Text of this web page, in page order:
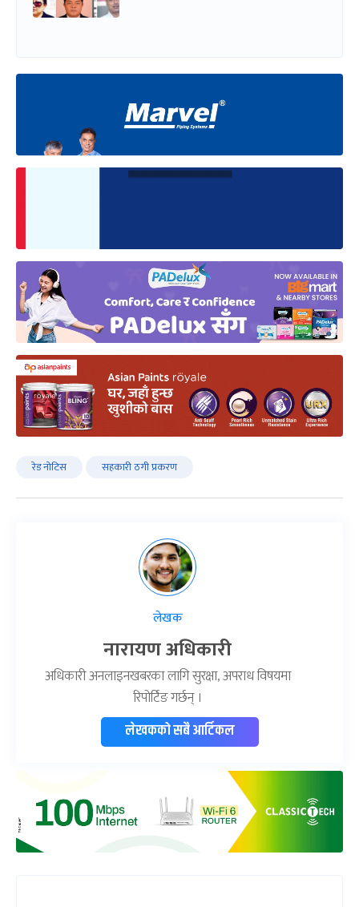
रेड नोटिस सहकारी ठगी प्रकरण
लेखक
नारायण अधिकारी
अधिकारी अनलाइनखबरका लागि सुरक्षा, अपराध विषयमा
रिपोर्टिङ गर्छन् ।
लेखकको सबै आर्टिकल